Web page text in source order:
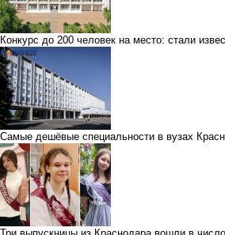
Конкурс до 200 человек на место: стали
Самые дешёвые специальности в вузах